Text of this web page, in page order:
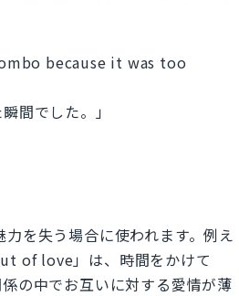
because it was too
間でした。」
を失う場合に使われます。例え
of love」は、時間をかけて
の中でお互いに対する愛情が薄